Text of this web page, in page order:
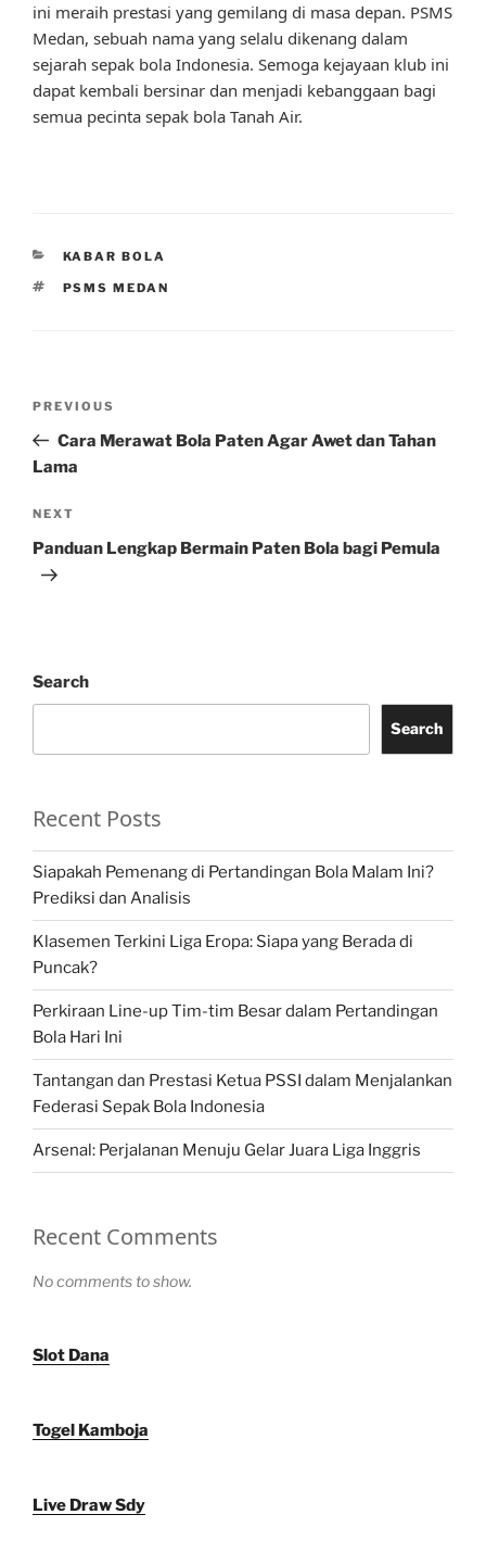
ini meraih prestasi yang gemilang di masa depan. PSMS
Medan, sebuah nama yang selalu dikenang dalam
sejarah sepak bola Indonesia. Semoga kejayaan klub ini
dapat kembali bersinar dan menjadi kebanggaan bagi
semua pecinta sepak bola Tanah Air.
CATEGORIES
KABAR BOLA
TAGS
PSMS MEDAN
Previous
Post
PREVIOUS
Cara Merawat Bola Paten Agar Awet dan Tahan
Lama
Next
Post
NEXT
Panduan Lengkap Bermain Paten Bola bagi Pemula
Search
Search
Recent Posts
Siapakah Pemenang di Pertandingan Bola Malam Ini?
Prediksi dan Analisis
Klasemen Terkini Liga Eropa: Siapa yang Berada di
Puncak?
Perkiraan Line-up Tim-tim Besar dalam Pertandingan
Bola Hari Ini
Tantangan dan Prestasi Ketua PSSI dalam Menjalankan
Federasi Sepak Bola Indonesia
Arsenal: Perjalanan Menuju Gelar Juara Liga Inggris
Recent Comments
No comments to show.
Slot Dana
Togel Kamboja
Live Draw Sdy